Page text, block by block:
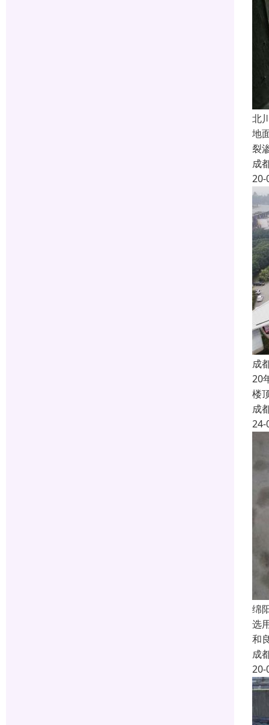
北
地
裂
成
20-
成
20
楼
成
24-
绵
选
和
成
20-